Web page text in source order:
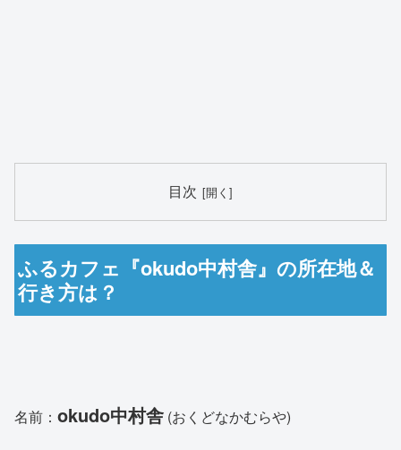
目次
ふるカフェ『okudo中村舎』の所在地＆
行き方は？
名前： okudo中村舎 (おくどなかむらや)